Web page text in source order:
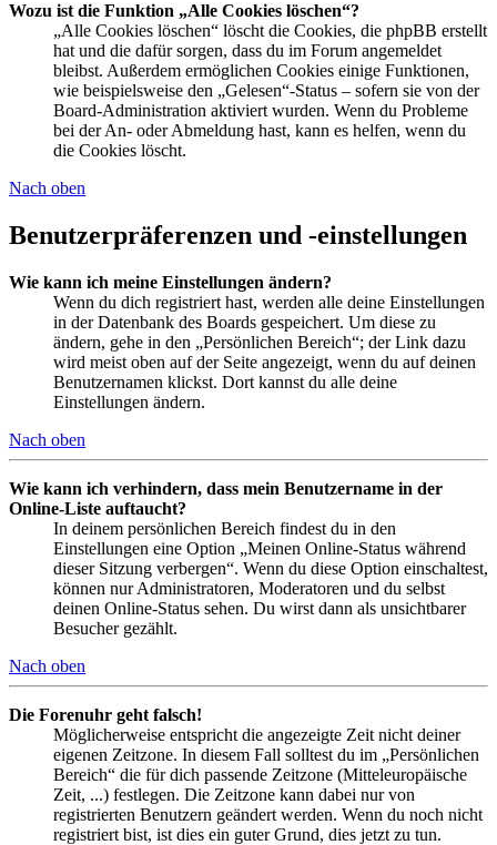
Wozu ist die Funktion „Alle Cookies löschen“?
„Alle Cookies löschen“ löscht die Cookies, die phpBB erstellt
hat und die dafür sorgen, dass du im Forum angemeldet
bleibst. Außerdem ermöglichen Cookies einige Funktionen,
wie beispielsweise den „Gelesen“-Status – sofern sie von der
Board-Administration aktiviert wurden. Wenn du Probleme
bei der An- oder Abmeldung hast, kann es helfen, wenn du
die Cookies löscht.
Nach oben
Benutzerpräferenzen und -einstellungen
Wie kann ich meine Einstellungen ändern?
Wenn du dich registriert hast, werden alle deine Einstellungen
in der Datenbank des Boards gespeichert. Um diese zu
ändern, gehe in den „Persönlichen Bereich“; der Link dazu
wird meist oben auf der Seite angezeigt, wenn du auf deinen
Benutzernamen klickst. Dort kannst du alle deine
Einstellungen ändern.
Nach oben
Wie kann ich verhindern, dass mein Benutzername in der
Online-Liste auftaucht?
In deinem persönlichen Bereich findest du in den
Einstellungen eine Option „Meinen Online-Status während
dieser Sitzung verbergen“. Wenn du diese Option einschaltest,
können nur Administratoren, Moderatoren und du selbst
deinen Online-Status sehen. Du wirst dann als unsichtbarer
Besucher gezählt.
Nach oben
Die Forenuhr geht falsch!
Möglicherweise entspricht die angezeigte Zeit nicht deiner
eigenen Zeitzone. In diesem Fall solltest du im „Persönlichen
Bereich“ die für dich passende Zeitzone (Mitteleuropäische
Zeit, ...) festlegen. Die Zeitzone kann dabei nur von
registrierten Benutzern geändert werden. Wenn du noch nicht
registriert bist, ist dies ein guter Grund, dies jetzt zu tun.